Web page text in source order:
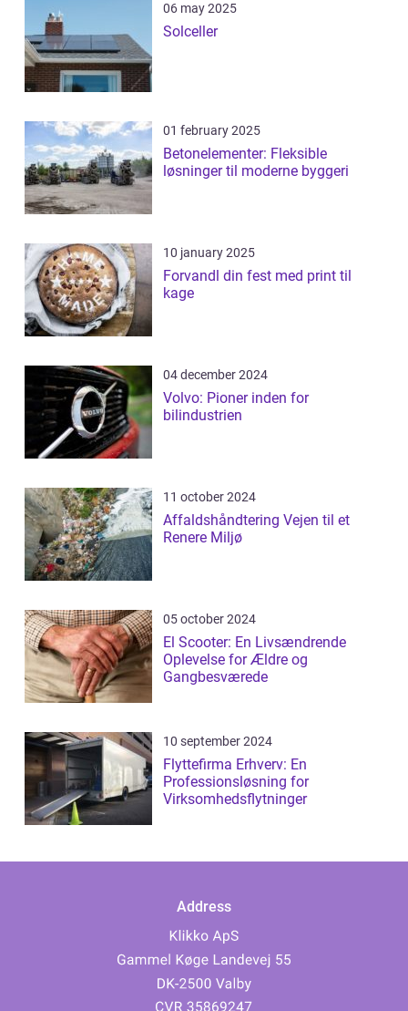
06 may 2025
Solceller
01 february 2025
Betonelementer: Fleksible
løsninger til moderne byggeri
10 january 2025
Forvandl din fest med print til
kage
04 december 2024
Volvo: Pioner inden for
bilindustrien
11 october 2024
Affaldshåndtering Vejen til et
Renere Miljø
05 october 2024
El Scooter: En Livsændrende
Oplevelse for Ældre og
Gangbesværede
10 september 2024
Flyttefirma Erhverv: En
Professionsløsning for
Virksomhedsflytninger
Address